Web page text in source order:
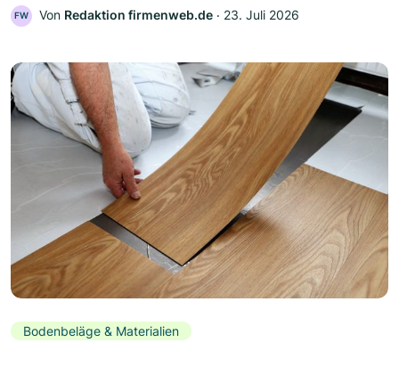
FW Von Redaktion firmenweb.de ‧ 23. Juli 2026
Bodenbeläge & Materialien